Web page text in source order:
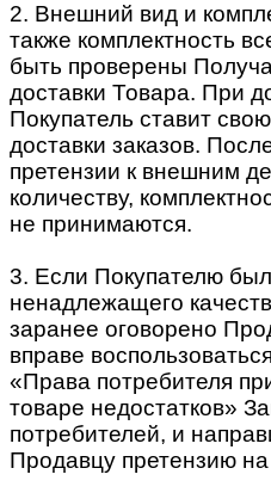
2. Внешний вид и
также комплектность
быть проверены
доставки Товара. При
Покупатель ставит
доставки заказов.
претензии к внешним
количеству,
не принимаются.
3. Если Покупателю
ненадлежащего
заранее оговорено
вправе
«Права потребителя
товаре недостатков»
потребителей, и
Продавцу претензию на